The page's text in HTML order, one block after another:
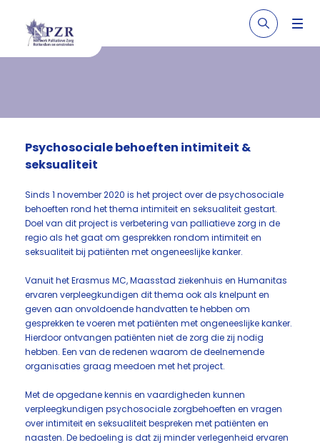
Psychosociale behoeften intimiteit &
seksualiteit
Sinds 1 november 2020 is het project over de psychosociale
behoeften rond het thema intimiteit en seksualiteit gestart.
Doel van dit project is verbetering van palliatieve zorg in de
regio als het gaat om gesprekken rondom intimiteit en
seksualiteit bij patiënten met ongeneeslijke kanker.
Vanuit het Erasmus MC, Maasstad ziekenhuis en Humanitas
ervaren verpleegkundigen dit thema ook als knelpunt en
geven aan onvoldoende handvatten te hebben om
gesprekken te voeren met patiënten met ongeneeslijke kanker.
Hierdoor ontvangen patiënten niet de zorg die zij nodig
hebben. Een van de redenen waarom de deelnemende
organisaties graag meedoen met het project.
Met de opgedane kennis en vaardigheden kunnen
verpleegkundigen psychosociale zorgbehoeften en vragen
over intimiteit en seksualiteit bespreken met patiënten en
naasten. De bedoeling is dat zij minder verlegenheid ervaren